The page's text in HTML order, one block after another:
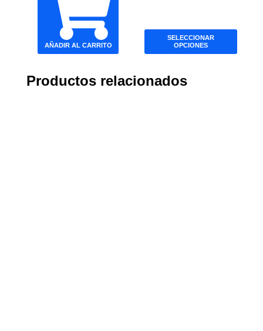
AÑADIR AL CARRITO
SELECCIONAR
OPCIONES
Productos relacionados